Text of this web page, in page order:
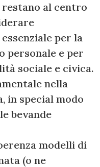
al centro
per la
personale e per
sociale e civica.
nella
in special modo
bevande
modelli di
(o ne